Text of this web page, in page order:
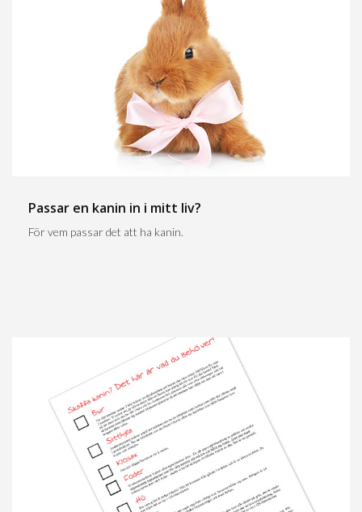
Passar en kanin in i mitt liv?
För vem passar det att ha kanin.